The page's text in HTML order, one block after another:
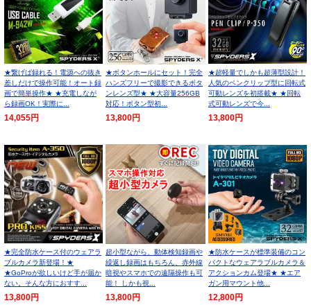
★繋げば録れる！電源への抜き
差しだけで操作可能！オート録
画で簡単操作★ ★充電しなが
ら録画OK！実際に...
★ボタンホールにセット！完全
ハンズフリーで撮影できるボタ
ンレンズ型★ ★大容量256GB
対応！ボタン型初...
★超軽量でしかも超薄型設計！
人気のペンクリップ型に回転式
可動レンズを初搭載★ ★回転
式可動レンズで今...
14,055円 13,800円 13,800円
★完全防水ケース付のウェアラ
ブルカメラ新登場！★
★GoProが欲しいけど手が届か
ない。そんな方におすす...
超小型ながら、動体検知録画や
繰返し録画はもちろん、赤外線
暗視やスマホでの遠隔操作も可
能！ しかも視...
★防水ケースが標準装備のコン
パクトなウェアラブルカメラ＆
アクションカム登場★ ★エア
ガン用マウント他...
13,800円 13,800円 12,800円